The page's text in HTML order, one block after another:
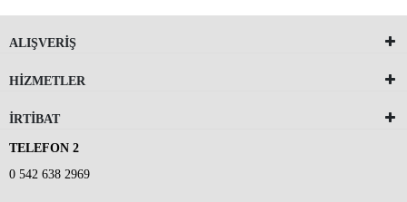
ALIŞVERİŞ
HİZMETLER
İRTİBAT
TELEFON 2
0 542 638 2969